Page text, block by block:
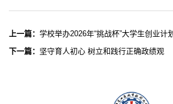
上一篇： 学校举办2026年“挑战杯”大学生创业计
下一篇： 坚守育人初心 树立和践行正确政绩观